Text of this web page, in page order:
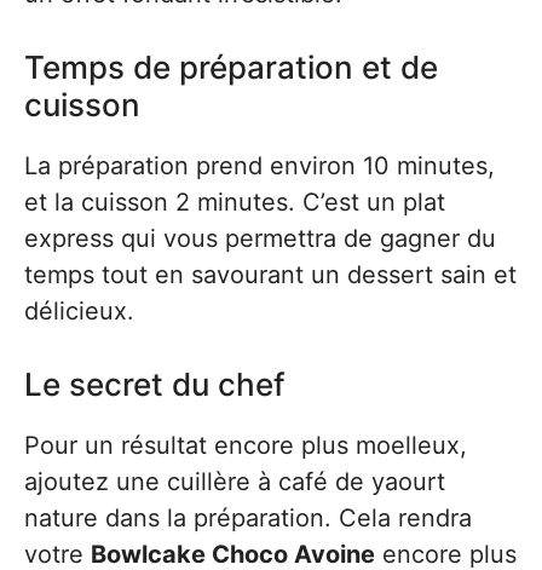
Temps de préparation et de
cuisson
La préparation prend environ 10 minutes,
et la cuisson 2 minutes. C’est un plat
express qui vous permettra de gagner du
temps tout en savourant un dessert sain et
délicieux.
Le secret du chef
Pour un résultat encore plus moelleux,
ajoutez une cuillère à café de yaourt
nature dans la préparation. Cela rendra
votre Bowlcake Choco Avoine encore plus